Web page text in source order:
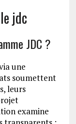
jdc
JDC ?
une
soumettent
leurs
examine